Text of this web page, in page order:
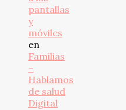
pantallas
y
móviles
en
Familias
–
Hablamos
de salud
Digital